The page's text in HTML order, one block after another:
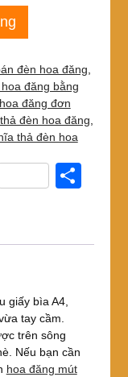
đèn hoa đăng,
đăng bằng
đăng đơn
thả đèn hoa đăng,
thả đèn hoa
e
giấy bìa A4,
tay cầm.
trên sông
Nếu bạn cần
hoa đăng mút